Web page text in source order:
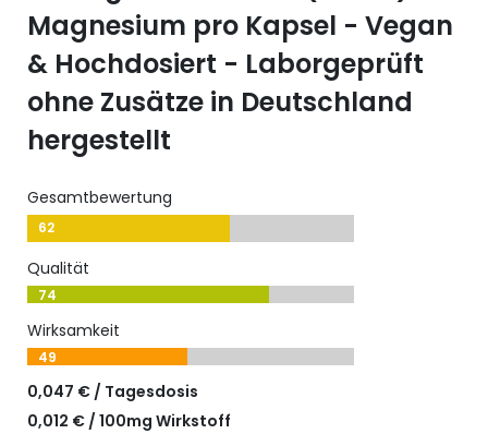
Magnesium pro Kapsel - Vegan
& Hochdosiert - Laborgeprüft
ohne Zusätze in Deutschland
hergestellt
Gesamtbewertung
62
Qualität
74
Wirksamkeit
49
0,047 € / Tagesdosis
0,012 € / 100mg Wirkstoff